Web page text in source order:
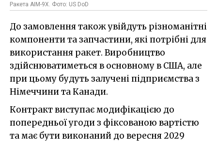
Ракета AIM-9X. Фото: US DoD
До замовлення також увійдуть різноманітні
компоненти та запчастини, які потрібні для
використання ракет. Виробництво
здійснюватиметься в основному в США, але
при цьому будуть залучені підприємства з
Німеччини та Канади.
Контракт виступає модифікацією до
попередньої угоди з фіксованою вартістю
та має бути виконаний до вересня 2029